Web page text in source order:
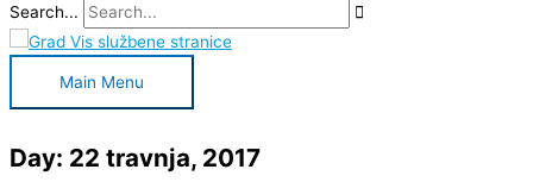
Search...
Main Menu
Day: 22 travnja, 2017